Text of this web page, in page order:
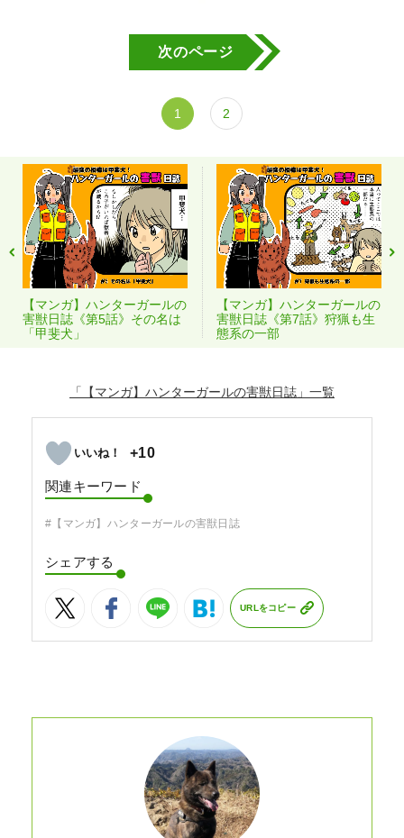
次のページ
1 2
【マンガ】ハンターガールの
害獣日誌《第5話》その名は
「甲斐犬」
【マンガ】ハンターガールの
害獣日誌《第7話》狩猟も生
態系の一部
「【マンガ】ハンターガールの害獣日誌」
+10
関連キーワード
#【マンガ】ハンターガールの害獣日誌
シェアする
URLをコピー